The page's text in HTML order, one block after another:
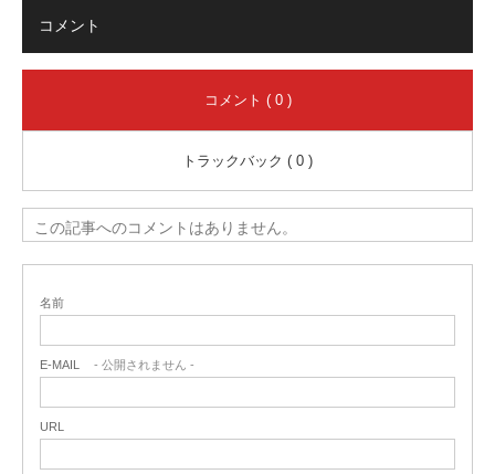
コメント
コメント ( 0 )
トラックバック ( 0 )
この記事へのコメントはありません。
名前
E-MAIL - 公開されません -
URL